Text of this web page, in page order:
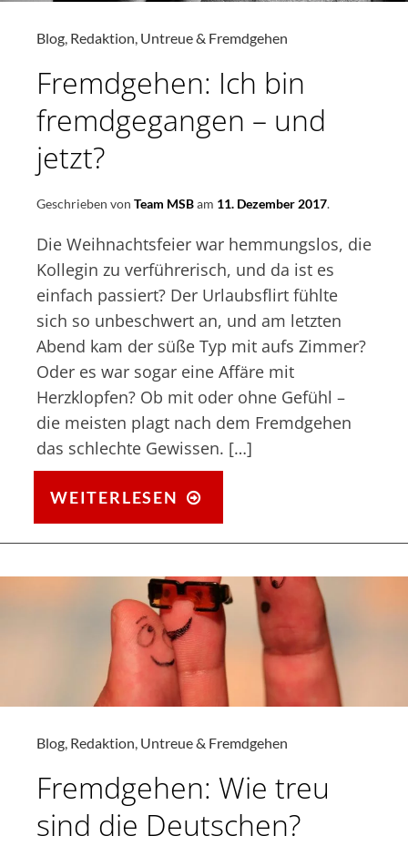
Blog Redaktion Untreue & Fremdgehen
Fremdgehen: Ich bin
fremdgegangen – und
jetzt?
Geschrieben von Team MSBam 11. Dezember 2017.
Die Weihnachtsfeier war hemmungslos, die
Kollegin zu verführerisch, und da ist es
einfach passiert? Der Urlaubsflirt fühlte
sich so unbeschwert an, und am letzten
Abend kam der süße Typ mit aufs Zimmer?
Oder es war sogar eine Affäre mit
Herzklopfen? Ob mit oder ohne Gefühl –
die meisten plagt nach dem Fremdgehen
das schlechte Gewissen. […]
WEITERLESEN
ICH
BIN
–
UND
JETZT?
Blog, Redaktion, Untreue & Fremdgehen
Fremdgehen: Wie treu
sind die Deutschen?